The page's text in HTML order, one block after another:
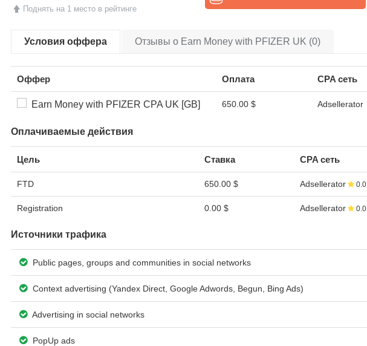
Поднять на 1 место в рейтинге
Условия оффера Отзывы о Earn Money with PFIZER UK (0)
Оффер Оплата CPA сеть
Earn Money with PFIZER CPA UK [GB] 650.00 $ Adsellerator
Оплачиваемые действия
Цель Ставка CPA сеть
FTD 650.00 $ Adsellerator 0.0
Registration 0.00 $ Adsellerator 0.0
Источники трафика
Public pages, groups and communities in social networks
Context advertising (Yandex Direct, Google Adwords, Begun, Bing Ads)
Advertising in social networks
PopUp ads